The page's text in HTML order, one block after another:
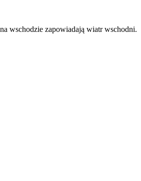
wschodzie zapowiadają wiatr wschodni.